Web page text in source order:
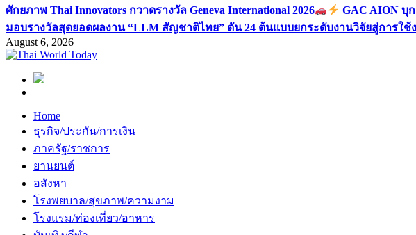
ศักยภาพ Thai Innovators กวาดรางวัล Geneva International 2026
GAC AION บุ
มอบรางวัลสุดยอดผลงาน “LLM สัญชาติไทย” ดัน 24 ต้นแบบยกระดับงานวิจัยสู่การใช้
August 6, 2026
Home
ธุรกิจ/ประกัน/การเงิน
ภาครัฐ/ราชการ
ยานยนต์
อสังหา
โรงพยบาล/สุขภาพ/ความงาม
โรงแรม/ท่องเที่ยว/อาหาร